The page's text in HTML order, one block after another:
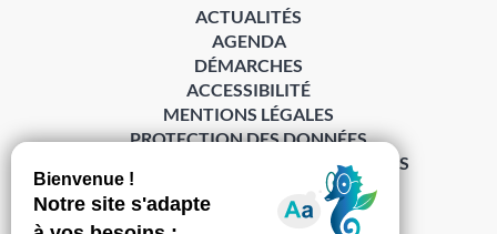
S’abonner à la Gazette ›
ACTUALITÉS
AGENDA
DÉMARCHES
ACCESSIBILITÉ
MENTIONS LÉGALES
PROTECTION DES DONNÉES
POLITIQUE DE GESTION DES COOKIES